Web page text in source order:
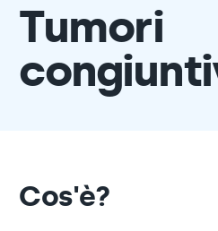
Tumori
Cos'è?